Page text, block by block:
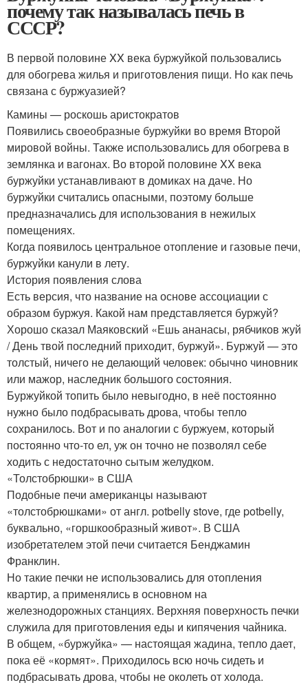
почему так называлась печь в
СССР?
В первой половине XX века буржуйкой пользовались
для обогрева жилья и приготовления пищи. Но как печь
связана с буржуазией?
Камины — роскошь аристократов
Появились своеобразные буржуйки во время Второй
мировой войны. Также использовались для обогрева в
землянка и вагонах. Во второй половине XX века
буржуйки устанавливают в домиках на даче. Но
буржуйки считались опасными, поэтому больше
предназначались для использования в нежилых
помещениях.
Когда появилось центральное отопление и газовые печи,
буржуйки канули в лету.
История появления слова
Есть версия, что название на основе ассоциации с
образом буржуя. Какой нам представляется буржуй?
Хорошо сказал Маяковский «Ешь ананасы, рябчиков жуй
/ День твой последний приходит, буржуй». Буржуй — это
толстый, ничего не делающий человек: обычно чиновник
или мажор, наследник большого состояния.
Буржуйкой топить было невыгодно, в неё постоянно
нужно было подбрасывать дрова, чтобы тепло
сохранилось. Вот и по аналогии с буржуем, который
постоянно что-то ел, уж он точно не позволял себе
ходить с недостаточно сытым желудком.
«Толстобрюшки» в США
Подобные печи американцы называют
«толстобрюшками» от англ. potbelly stove, где potbelly,
буквально, «горшкообразный живот». В США
изобретателем этой печи считается Бенджамин
Франклин.
Но такие печки не использовались для отопления
квартир, а применялись в основном на
железнодорожных станциях. Верхняя поверхность печки
служила для приготовления еды и кипячения чайника.
В общем, «буржуйка» — настоящая жадина, тепло дает,
пока её «кормят». Приходилось всю ночь сидеть и
подбрасывать дрова, чтобы не околеть от холода.